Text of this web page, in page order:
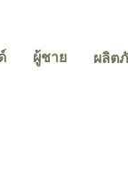
ผู้ชาย ผลิต